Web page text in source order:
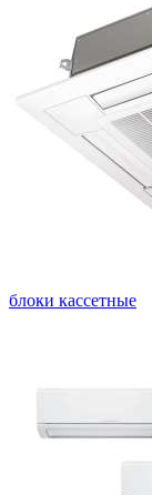
блоки кассетные